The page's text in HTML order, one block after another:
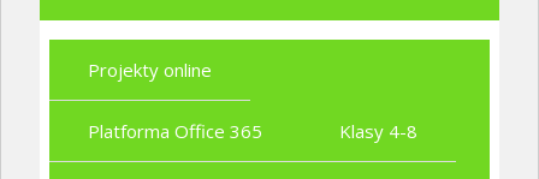
Projekty online
Platforma Office 365 Klasy 4-8